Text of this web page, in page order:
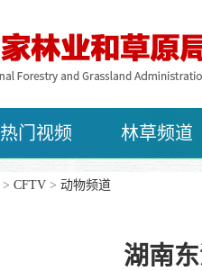
热门视频 林草频道
> CFTV > 动物频道
湖南